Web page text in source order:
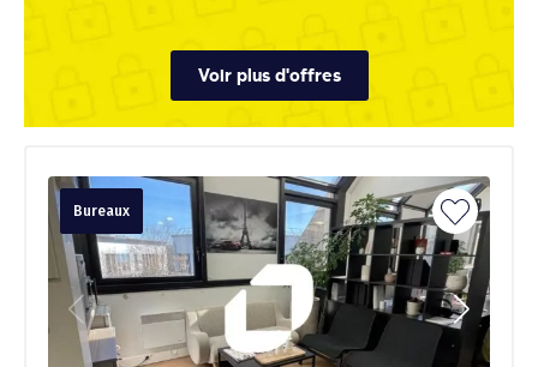
Voir plus d'offres
Bureaux